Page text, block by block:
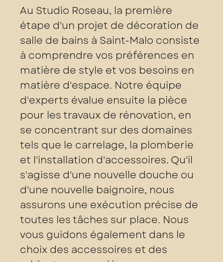
Au Studio Roseau, la première
étape d'un projet de décoration de
salle de bains à Saint-Malo consiste
à comprendre vos préférences en
matière de style et vos besoins en
matière d'espace. Notre équipe
d'experts évalue ensuite la pièce
pour les travaux de rénovation, en
se concentrant sur des domaines
tels que le carrelage, la plomberie
et l'installation d'accessoires. Qu'il
s'agisse d'une nouvelle douche ou
d'une nouvelle baignoire, nous
assurons une exécution précise de
toutes les tâches sur place. Nous
vous guidons également dans le
choix des accessoires et des